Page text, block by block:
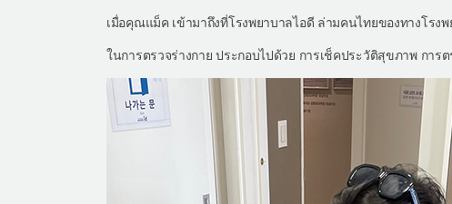
เมื่อคุณแม็ค เข้ามาถึงที่โรงพยาบาลไอดี ล่ามคนไทยของทางโรง
ในการตรวจร่างกาย ประกอบไปด้วย การเช็คประวัติสุขภาพ การ